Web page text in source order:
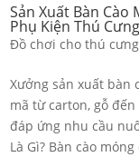
Sản Xuất Bàn Cào
Phụ Kiện Thú
Đồ chơi cho thú cưng
Xưởng sản xuất bàn
mã từ carton, gỗ
đáp ứng nhu cầu
Là Gì? Bàn cào